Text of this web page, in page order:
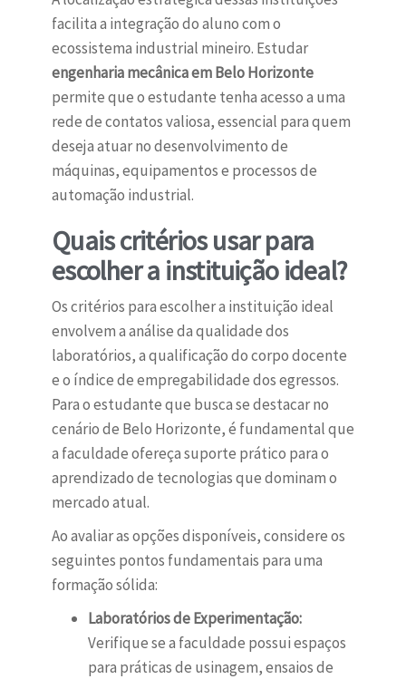
facilita a integração do aluno com o
ecossistema industrial mineiro. Estudar
engenharia mecânica em Belo Horizonte
permite que o estudante tenha acesso a uma
rede de contatos valiosa, essencial para quem
deseja atuar no desenvolvimento de
máquinas, equipamentos e processos de
automação industrial.
Quais critérios usar para
escolher a instituição ideal?
Os critérios para escolher a instituição ideal
envolvem a análise da qualidade dos
laboratórios, a qualificação do corpo docente
e o índice de empregabilidade dos egressos.
Para o estudante que busca se destacar no
cenário de Belo Horizonte, é fundamental que
a faculdade ofereça suporte prático para o
aprendizado de tecnologias que dominam o
mercado atual.
Ao avaliar as opções disponíveis, considere os
seguintes pontos fundamentais para uma
formação sólida:
Laboratórios de Experimentação:
Verifique se a faculdade possui espaços
para práticas de usinagem, ensaios de